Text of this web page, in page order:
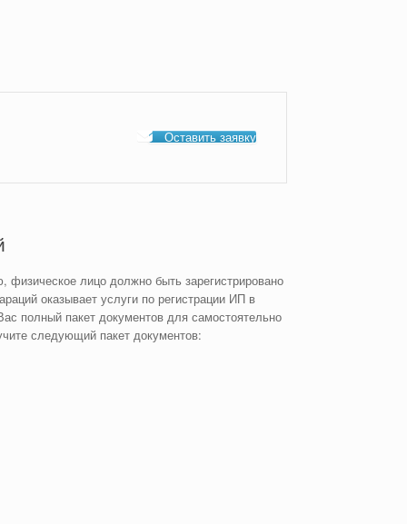
Оставить заявку
лицо должно быть зарегистрировано
оказывает услуги по регистрации ИП в
полный пакет документов для самостоятельно
следующий пакет документов: